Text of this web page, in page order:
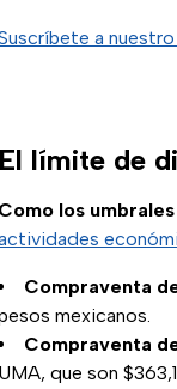
a
El límite de
Como los
Compraventa
mexicanos.
Compraventa
UMA, que son